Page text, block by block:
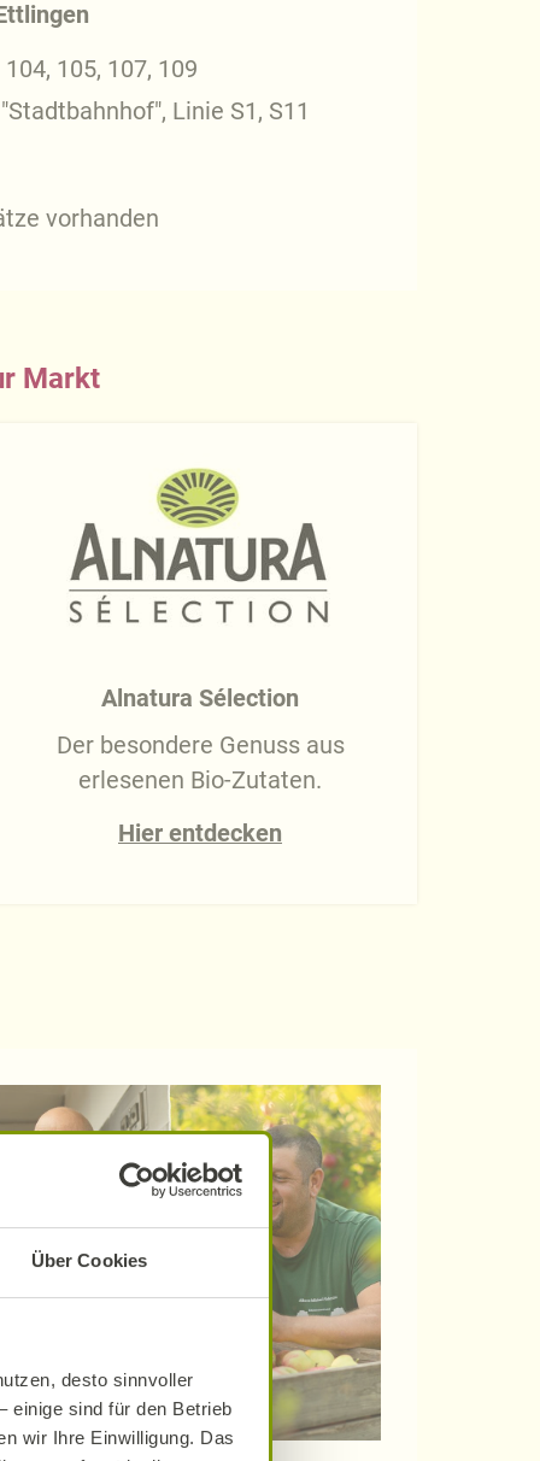
Über Cookies
desto sinnvoller
einige sind für den Betrieb
wir Ihre Einwilligung. Das
105, 107, 109
Linie S1, S11
vorhanden
Markt
Alnatura Sélection
Der besondere Genuss aus
erlesenen Bio-Zutaten.
Hier entdecken